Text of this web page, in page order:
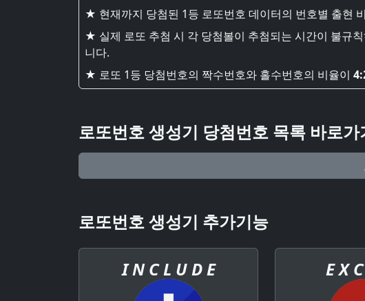
★ 현재까지 당첨된 1등 로또번호 데이터의 번호별 출현
★ 실제 로또 추첨 시 각 당첨볼이 추첨되는 시간이 불규
니다.
★ 로또 1등 당첨번호의 짝수번호와 홀수번호의 비율이
로또번호 생성기 당첨번호 목록 바로가
로또번호 생성기 추가기능
I N C L U D E E X